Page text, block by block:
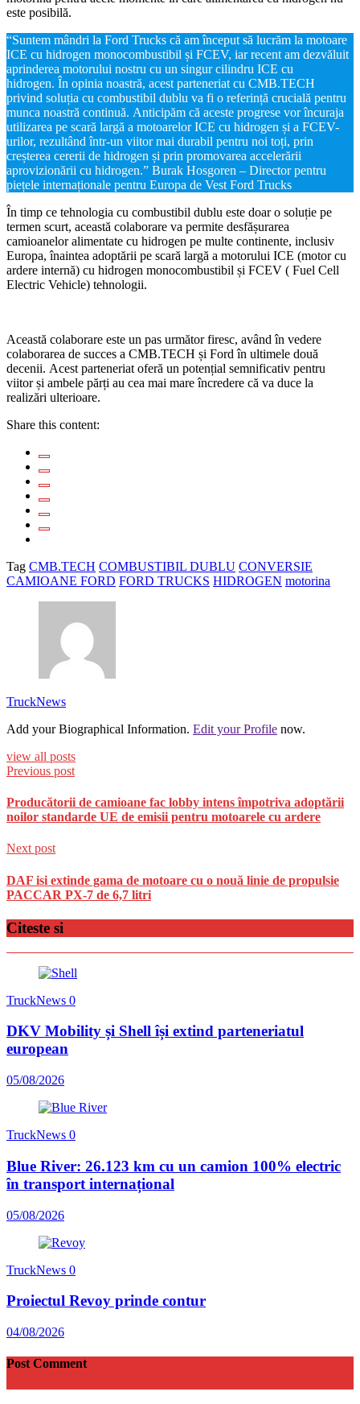
este posibilă.
“Suntem mândri la Ford Trucks că am început să lucrăm la motoare
ICE cu hidrogen monocombustibil și FCEV, iar recent am dezvăluit
aprinderea motorului nostru cu un singur cilindru ICE cu
hidrogen. În opinia noastră, acest parteneriat cu CMB.TECH
privind soluția cu combustibil dublu va fi o referință crucială pentru
munca noastră continuă. Anticipăm că aceste progrese vor încuraja
utilizarea pe scară largă a motoarelor ICE cu hidrogen și a FCEV-
urilor, rezultând într-un viitor mai durabil pentru noi toți, prin
creșterea cererii de hidrogen și prin promovarea accelerării
aprovizionării cu hidrogen.” Burak Hosgoren – Director pentru
piețele internaționale pentru Europa de Vest Ford Trucks
În timp ce tehnologia cu combustibil dublu este doar o soluție pe
termen scurt, această colaborare va permite desfășurarea
camioanelor alimentate cu hidrogen pe multe continente, inclusiv
Europa, înaintea adoptării pe scară largă a motorului ICE (motor cu
ardere internă) cu hidrogen monocombustibil și FCEV ( Fuel Cell
Electric Vehicle) tehnologii.
Această colaborare este un pas următor firesc, având în vedere
colaborarea de succes a CMB.TECH și Ford în ultimele două
decenii. Acest parteneriat oferă un potențial semnificativ pentru
viitor și ambele părți au cea mai mare încredere că va duce la
realizări ulterioare.
Share this content:
Tag CMB.TECH COMBUSTIBIL DUBLU CONVERSIE
CAMIOANE FORD FORD TRUCKS HIDROGEN motorina
TruckNews
Add your Biographical Information. Edit your Profile now.
view all posts
Previous post
Producătorii de camioane fac lobby intens împotriva adoptării
noilor standarde UE de emisii pentru motoarele cu ardere
Next post
DAF isi extinde gama de motoare cu o nouă linie de propulsie
PACCAR PX-7 de 6,7 litri
Citeste si
TruckNews 0
DKV Mobility și Shell își extind parteneriatul
european
05/08/2026
TruckNews 0
Blue River: 26.123 km cu un camion 100% electric
în transport internațional
05/08/2026
TruckNews 0
Proiectul Revoy prinde contur
04/08/2026
Post Comment